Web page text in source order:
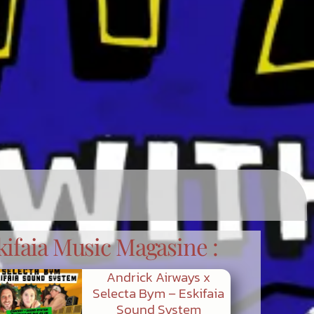
Music Magasine :
Andrick Airways x
Selecta Bym – Eskifaia
Sound System